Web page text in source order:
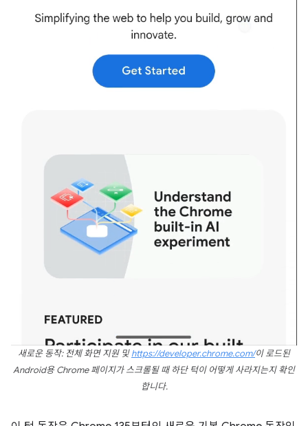
새로운 동작: 전체 화면 지원 및https://developer.chrome.com/이 로드된
Android용 Chrome 페이지가 스크롤될 때 하단 턱이 어떻게 사라지는지 확인
합니다.